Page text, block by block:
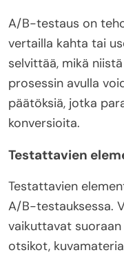
A/B-testaus on
vertailla kahta tai
selvittää, mikä
prosessin avulla
päätöksiä, jotka
konversioita.
Testattavien
Testattavien
A/B-testauksessa.
vaikuttavat
otsikot,